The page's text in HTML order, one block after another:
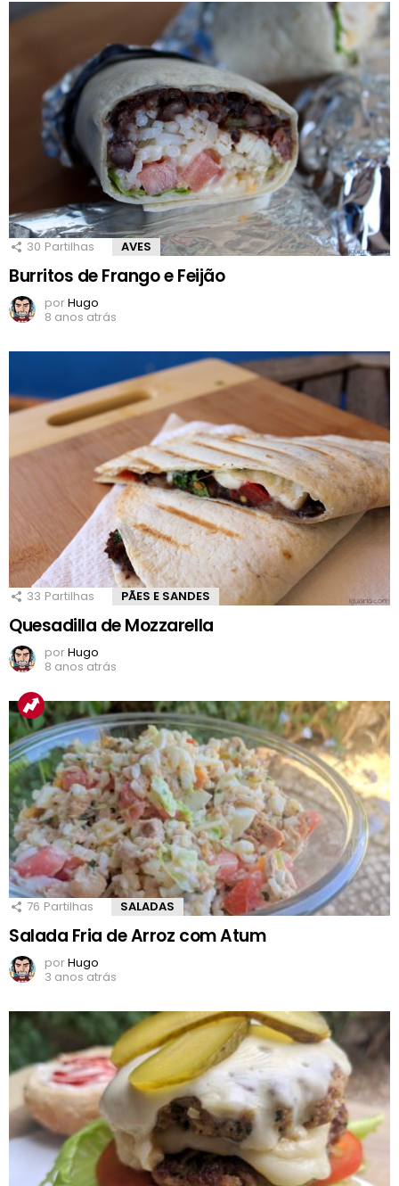
30 Partilhas AVES
Burritos de Frango e Feijão
porHugo
8 anos atrás
33 Partilhas PÃES E SANDES
Quesadilla de Mozzarella
porHugo
8 anos atrás
76 Partilhas SALADAS
Salada Fria de Arroz com Atum
porHugo
3 anos atrás